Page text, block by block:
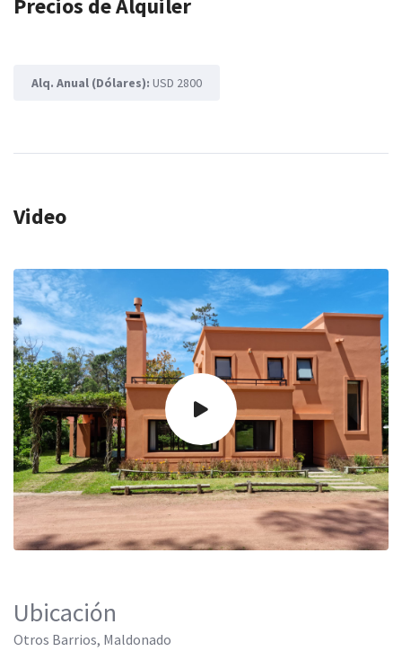
Alq. Anual (Dólares): USD 2800
Video
Ubicación
Otros Barrios, Maldonado